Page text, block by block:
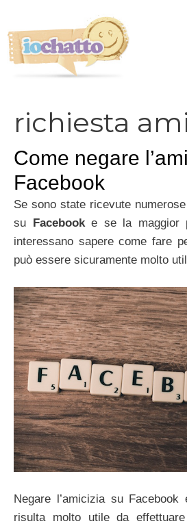
contenuto
richiesta
Come negare
Facebook
Se sono state ricevute
su
Facebooke se la maggior
interessano sapere come fare
può essere sicuramente molto
Negare l’amicizia su Facebook
risulta molto utile da